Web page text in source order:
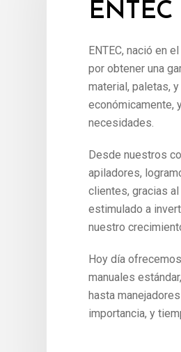
ENTEC
ENTEC, nació en
por obtener una
material, paletas,
económicamente,
necesidades.
Desde nuestros
apiladores,
clientes, gracias
estimulado a
nuestro
Hoy día
manuales
hasta
importancia, y